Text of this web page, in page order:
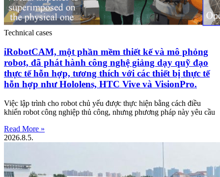
Technical cases
iRobotCAM, một phần mềm thiết kế và mô phỏng
robot, đã phát hành công nghệ giảng dạy quỹ đạo
thực tế hỗn hợp, tương thích với các thiết bị thực tế
hỗn hợp như Hololens, HTC Vive và VisionPro.
Việc lập trình cho robot chủ yếu được thực hiện bằng cách điều
khiển robot công nghiệp thủ công, nhưng phương pháp này yêu cầu
Read More »
2026.8.5.